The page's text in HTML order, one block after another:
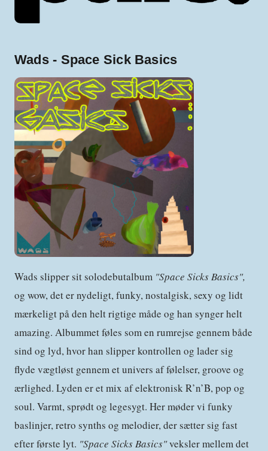
Wads - Space Sick Basics
Wads slipper sit solodebutalbum "Space Sicks Basics",
og wow, det er nydeligt, funky, nostalgisk, sexy og lidt
mærkeligt på den helt rigtige måde og han synger helt
amazing. Albummet føles som en rumrejse gennem både
sind og lyd, hvor han slipper kontrollen og lader sig
flyde vægtløst gennem et univers af følelser, groove og
ærlighed. Lyden er et mix af elektronisk R’n’B, pop og
soul. Varmt, sprødt og legesygt. Her møder vi funky
baslinjer, retro synths og melodier, der sætter sig fast
efter første lyt. "Space Sicks Basics"veksler mellem det